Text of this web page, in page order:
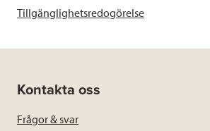
Tillgänglighetsredogörelse
Kontakta oss
Frågor & svar